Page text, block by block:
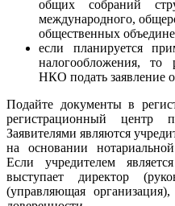
общих собраний
международного,
общественных
если планируется
налогообложения, то
НКО подать заявление
Подайте документы в
регистрационный
Заявителями являются
на основании
Если учредителем
выступает директор
(управляющая